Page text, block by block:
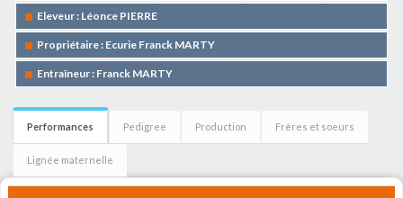
Eleveur : Léonce PIERRE
Propriétaire : Ecurie Franck MARTY
Entraîneur : Franck MARTY
Performances Pedigree Production Frères et soeurs
Lignée maternelle